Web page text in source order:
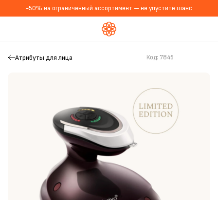
-50% на ограниченный ассортимент — не упустите шанс
Атрибуты для лица Код: 7845